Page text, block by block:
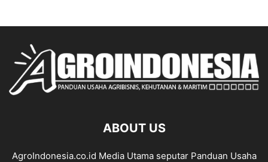
ABOUT US
AgroIndonesia.co.id Media Utama seputar Panduan Usaha